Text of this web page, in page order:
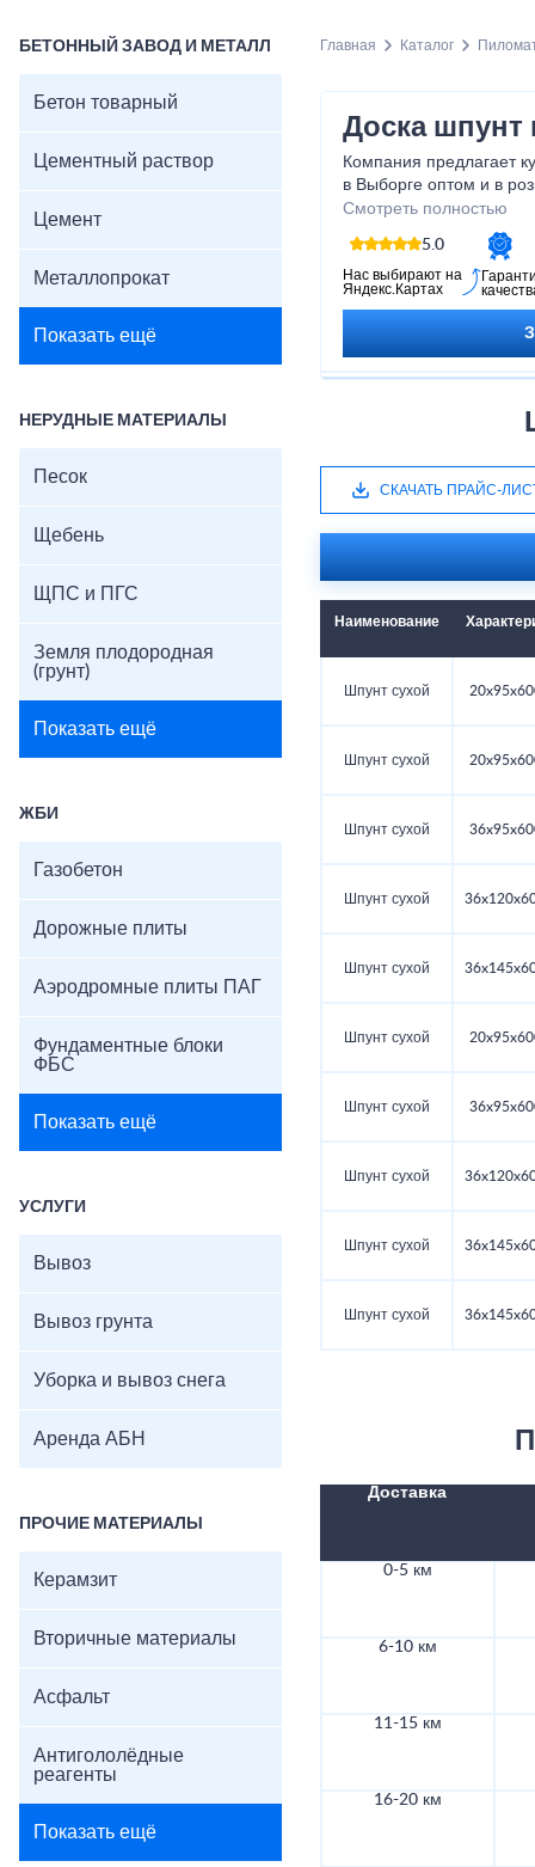
БЕТОННЫЙ ЗАВОД И МЕТАЛЛ
Бетон товарный
Цементный раствор
Цемент
Металлопрокат
Показать ещё
НЕРУДНЫЕ МАТЕРИАЛЫ
Песок
Щебень
ЩПС и ПГС
Земля плодородная
(грунт)
Показать ещё
ЖБИ
Газобетон
Дорожные плиты
Аэродромные плиты ПАГ
Фундаментные блоки
ФБС
Показать ещё
УСЛУГИ
Вывоз
Вывоз грунта
Уборка и вывоз снега
Аренда АБН
ПРОЧИЕ МАТЕРИАЛЫ
Керамзит
Вторичные материалы
Асфальт
Антигололёдные
реагенты
Показать ещё
Главная Каталог
Доска шпунт
Компания предлагает
в Выборге оптом и в
При изготовлении
сырье, обработка
современными
высокотехнологичного
Смотреть полностью
5.0
Нас выбирают на
Яндекс.Картах
СКАЧАТЬ ПРАЙС-
Наименование
Шпунт сухой
Шпунт сухой
Шпунт сухой
Шпунт сухой
Шпунт сухой
Шпунт сухой
Шпунт сухой
Шпунт сухой
Шпунт сухой
Шпунт сухой
Доставка
0-5 км
6-10 км
11-15 км
16-20 км